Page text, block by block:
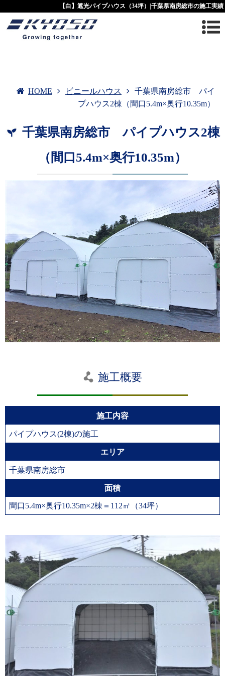
【白】遮光パイプハウス（34坪）|千葉県南房総市の施工実績
HOME ビニールハウス
千葉県南房総市 パイ
プハウス2棟（間口5.4m×奥行10.35m）
千葉県南房総市 パイプハウス2棟
（間口5.4m×奥行10.35m）
施工概要
施工内容
パイプハウス(2棟)の施工
エリア
千葉県南房総市
面積
間口5.4m×奥行10.35m×2棟＝112㎡（34坪）